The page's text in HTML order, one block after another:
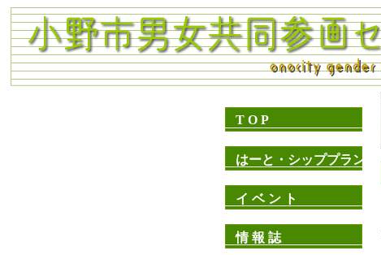
T O P
はーと・シッププラン
イ ベ ン ト
情 報 誌